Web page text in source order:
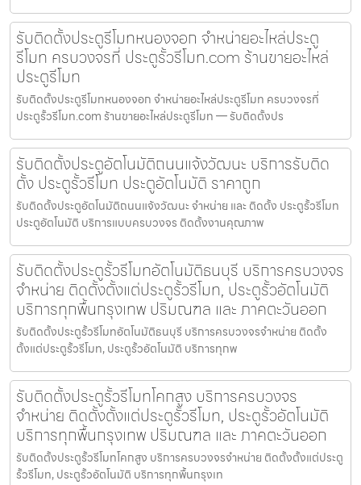
รับติดตั้งประตูรีโมทหนองจอก จำหน่ายอะไหล่ประตู
รีโมท ครบวงจรที่ ประตูรั้วรีโมท.com ร้านขายอะไหล่
ประตูรีโมท
รับติดตั้งประตูรีโมทหนองจอก จำหน่ายอะไหล่ประตูรีโมท ครบวงจรที่
ประตูรั้วรีโมท.com ร้านขายอะไหล่ประตูรีโมท — รับติดตั้งปร
รับติดตั้งประตูอัตโนมัติถนนแจ้งวัฒนะ บริการรับติด
ตั้ง ประตูรั้วรีโมท ประตูอัตโนมัติ ราคาถูก
รับติดตั้งประตูอัตโนมัติถนนแจ้งวัฒนะ จำหน่าย และ ติดตั้ง ประตูรั้วรีโมท
ประตูอัตโนมัติ บริการแบบครบวงจร ติดตั้งงานคุณภาพ
รับติดตั้งประตูรั้วรีโมทอัตโนมัติธนบุรี บริการครบวงจร
จำหน่าย ติดตั้งตั้งแต่ประตูรั้วรีโมท, ประตูรั้วอัตโนมัติ
บริการทุกพื้นกรุงเทพ ปริมณฑล และ ภาคตะวันออก
รับติดตั้งประตูรั้วรีโมทอัตโนมัติธนบุรี บริการครบวงจรจำหน่าย ติดตั้ง
ตั้งแต่ประตูรั้วรีโมท, ประตูรั้วอัตโนมัติ บริการทุกพ
รับติดตั้งประตูรั้วรีโมทโคกสูง บริการครบวงจร
จำหน่าย ติดตั้งตั้งแต่ประตูรั้วรีโมท, ประตูรั้วอัตโนมัติ
บริการทุกพื้นกรุงเทพ ปริมณฑล และ ภาคตะวันออก
รับติดตั้งประตูรั้วรีโมทโคกสูง บริการครบวงจรจำหน่าย ติดตั้งตั้งแต่ประตู
รั้วรีโมท, ประตูรั้วอัตโนมัติ บริการทุกพื้นกรุงเท